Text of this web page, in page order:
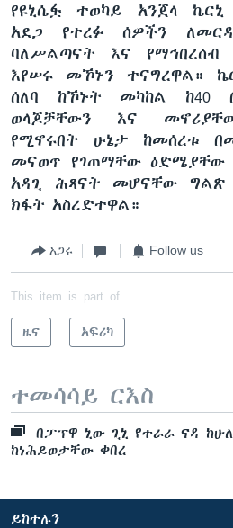
የዩኒሴፏ ተወካይ አንጀላ ኬርኒ
አደጋ የተረፉ ሰዎችን
ባለሥልጣናት እና
እየሠሩ መኾኑን ተናግረዋል።
ሰለባ ከኾኑት መካከል ከ40
ወላጆቻቸውን እና
የሚኖሩበት ሁኔታ ከመሰረቱ
መናወጥ የገጠማቸው ዕድሜያቸው
አዳጊ ሕጻናት መሆናቸው ግልጽ
ክፋት አስረድተዋል።
አጋሩ Follow us
This item is part of
ዜና አፍሪካ
ተመሳሳይ ርእስ
በፓፕዋ ኒው ጊኒ የተራራ ናዳ
ከነሕይወታቸው ቀበረ
ይከተሉን